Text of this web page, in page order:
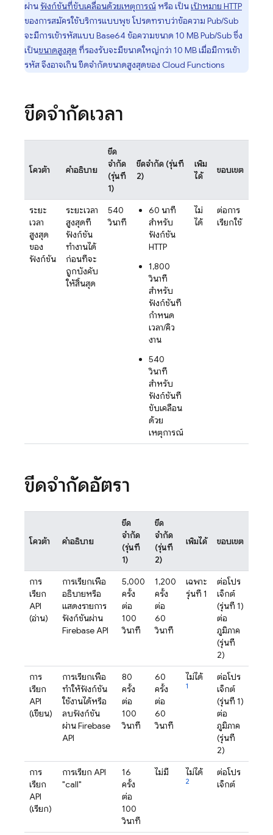
ผ่าน ฟังก์ชันที่ขับเคลื่อนด้วยเหตุการณ์ หรือ เป็นเป้าหมาย HTTP
ของการสมัครใช้บริการแบบพุช โปรดทราบว่าข้อความ Pub/Sub
จะมีการเข้ารหัสแบบ Base64 ข้อความขนาด 10 MBPub/Subซึ่ง
เป็นขนาดสูงสุด ที่รองรับจะมีขนาดใหญ่กว่า 10 MB เมื่อมีการเข้า
รหัส จึงอาจเกิน ขีดจำกัดขนาดสูงสุดของ Cloud Functions
ขีดจำกัดเวลา
โควต้า คำอธิบาย
ขีด
จำกัด
(รุ่นที่
1)
ขีดจำกัด (รุ่นที่
2)
เพิ่ม
ได้
ขอบเขต
ระยะ
เวลา
สูงสุด
ของ
ฟังก์ชัน
ระยะเวลา
สูงสุดที่
ฟังก์ชัน
ทำงานได้
ก่อนที่จะ
ถูกบังคับ
ให้สิ้นสุด
540
วินาที
60 นาที
สำหรับ
ฟังก์ชัน
HTTP
1,800
วินาที
สำหรับ
ฟังก์ชันที่
กำหนด
เวลา/คิว
งาน
540
วินาที
สำหรับ
ฟังก์ชันที่
ขับเคลื่อน
ด้วย
เหตุการณ์
ไม่
ได้
ต่อการ
เรียกใช้
ขีดจำกัดอัตรา
โควต้า คำอธิบาย
ขีด
จำกัด
(รุ่นที่
1)
ขีด
จำกัด
(รุ่นที่
2)
เพิ่มได้ ขอบเขต
การ
เรียก
API
(อ่าน)
การเรียกเพื่อ
อธิบายหรือ
แสดงรายการ
ฟังก์ชันผ่าน
FirebaseAPI
5,000
ครั้ง
ต่อ
100
วินาที
1,200
ครั้ง
ต่อ
60
วินาที
เฉพาะ
รุ่นที่ 1
ต่อโปร
เจ็กต์
(รุ่นที่ 1)
ต่อ
ภูมิภาค
(รุ่นที่
2)
การ
เรียก
API
(เขียน)
การเรียกเพื่อ
ทำให้ฟังก์ชัน
ใช้งานได้หรือ
ลบฟังก์ชัน
ผ่านFirebase
API
80
ครั้ง
ต่อ
100
วินาที
60
ครั้ง
ต่อ
60
วินาที
ไม่ได้
1
ต่อโปร
เจ็กต์
(รุ่นที่ 1)
ต่อ
ภูมิภาค
(รุ่นที่
2)
การ
เรียก
API
(เรียก)
การเรียก API
"call"
16
ครั้ง
ต่อ
100
วินาที
ไม่มี ไม่ได้
2
ต่อโปร
เจ็กต์